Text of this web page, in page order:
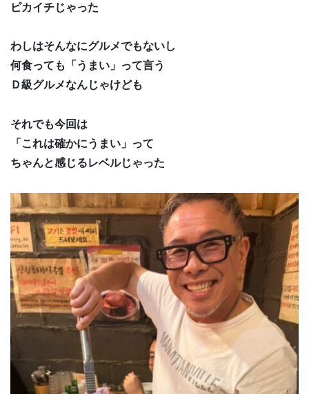
ピカイチじゃった
わしはそんなにグルメでもないし
何食っても「うまい」って言う
Ｄ級グルメなんじゃけども
それでも今回は
「これは確かにうまい」って
ちゃんと感じるレベルじゃった